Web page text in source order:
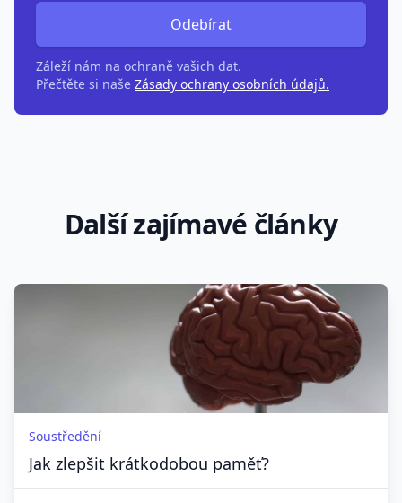
Odebírat
Záleží nám na ochraně vašich dat.
Přečtěte si naše Zásady ochrany osobních údajů.
Další zajímavé články
Soustředění
Jak zlepšit krátkodobou paměť?